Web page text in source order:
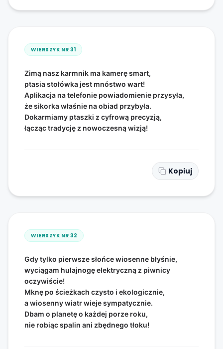
WIERSZYK NR 31
Zimą nasz karmnik ma kamerę smart,
ptasia stołówka jest mnóstwo wart!
Aplikacja na telefonie powiadomienie przysyła,
że sikorka właśnie na obiad przybyła.
Dokarmiamy ptaszki z cyfrową precyzją,
łącząc tradycję z nowoczesną wizją!
Kopiuj
WIERSZYK NR 32
Gdy tylko pierwsze słońce wiosenne błyśnie,
wyciągam hulajnogę elektryczną z piwnicy
oczywiście!
Mknę po ścieżkach czysto i ekologicznie,
a wiosenny wiatr wieje sympatycznie.
Dbam o planetę o każdej porze roku,
nie robiąc spalin ani zbędnego tłoku!